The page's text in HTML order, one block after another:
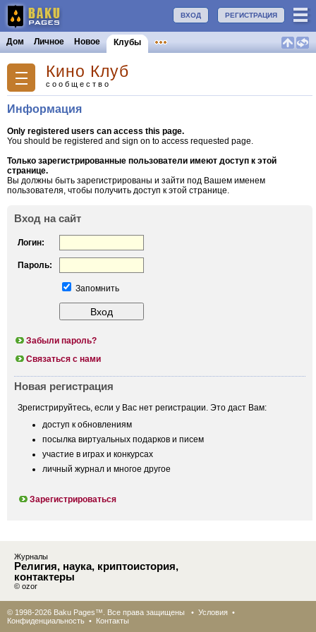
РЕГИСТРАЦИЯ
ВХОД
Дом Личное Новое Клубы
Кино Клуб
сообщество
Информация
Only registered users can access this page.
You should be registered and sign on to access requested page.
Только зарегистрированные пользователи имеют доступ к этой
странице.
Вы должны быть зарегистрированы и зайти под Вашем именем
пользователя, чтобы получить доступ к этой странице.
Вход на сайт
Логин:
Пароль:
Запомнить
Забыли пароль?
Связаться с нами
Новая регистрация
Зрегистрируйтесь, если у Вас нет регистрации. Это даст Вам:
доступ к обновлениям
посылка виртуальных подарков и писем
участие в играх и конкурсах
личный журнал и многое другое
Зарегистрироваться
Журналы
Религия, наука, криптоистория,
контактеры
© ozor
© 1998-2026 Baku Pages™. Все права защищены • Условия •
Конфиденциальность • Контакты